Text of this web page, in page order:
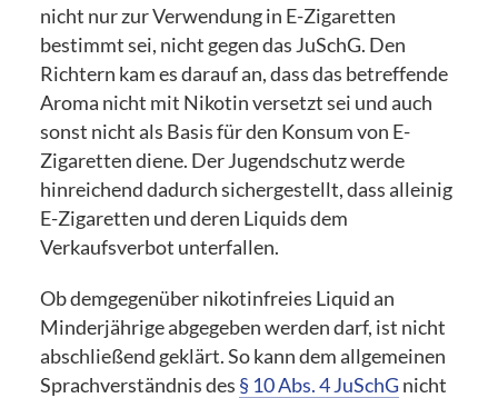
nicht nur zur Verwendung in E-Zigaretten
bestimmt sei, nicht gegen das JuSchG. Den
Richtern kam es darauf an, dass das betreffende
Aroma nicht mit Nikotin versetzt sei und auch
sonst nicht als Basis für den Konsum von E-
Zigaretten diene. Der Jugendschutz werde
hinreichend dadurch sichergestellt, dass alleinig
E-Zigaretten und deren Liquids dem
Verkaufsverbot unterfallen.
Ob demgegenüber nikotinfreies Liquid an
Minderjährige abgegeben werden darf, ist nicht
abschließend geklärt. So kann dem allgemeinen
Sprachverständnis des § 10 Abs. 4 JuSchG nicht